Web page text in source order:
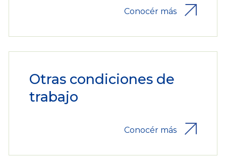
Conocér más
Otras condiciones de
trabajo
Conocér más